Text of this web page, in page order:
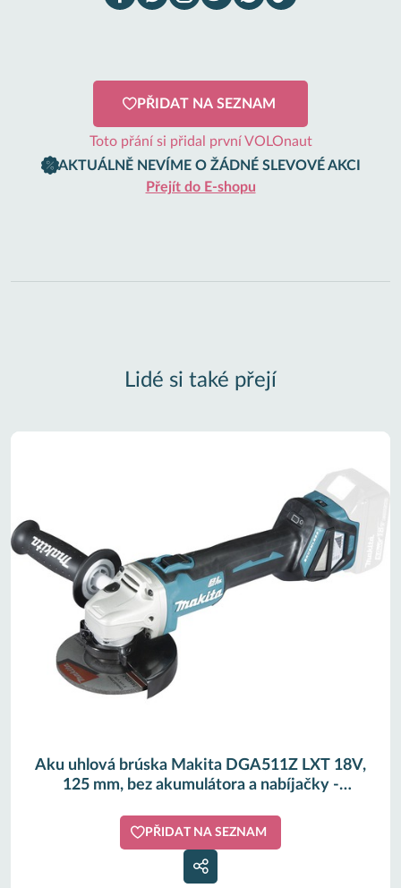
PŘIDAT NA SEZNAM
Toto přání si přidal první VOLOnaut
AKTUÁLNĚ NEVÍME O ŽÁDNÉ SLEVOVÉ AKCI
Přejít do E-shopu
Lidé si také přejí
Aku uhlová brúska Makita DGA511Z LXT 18V,
125 mm, bez akumulátora a nabíjačky -
PŘIDAT NA SEZNAM